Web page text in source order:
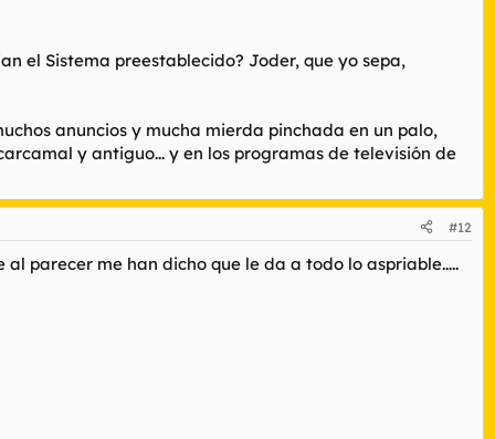
el Sistema preestablecido? Joder, que yo sepa,
anuncios y mucha mierda pinchada en un palo,
y antiguo... y en los programas de televisión de
#12
parecer me han dicho que le da a todo lo aspriable.....